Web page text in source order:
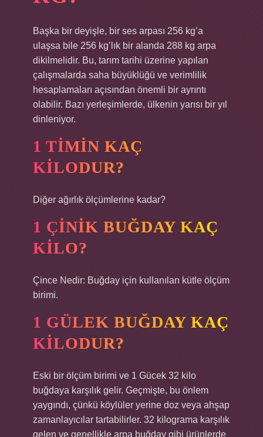
Başka bir deyişle, bir ses arpası 256 kg’a
ulaşsa bile 256 kg’lık bir alanda 288 kg arpa
dikilmelidir. Bu, tarım tarihi üzerine yapılan
çalışmalarda saha büyüklüğü ve verimlilik
hesaplamaları açısından önemli bir ayrıntı
olabilir. Bazı yerleşimlerde, ülkenin yarısı bir yıl
dinleniyor.
1 TIMIN KAÇ
KILODUR?
Diğer ağırlık ölçümlerine kadar?
1 ÇINIK BUĞDAY KAÇ
KILO?
Çince Nedir: Buğday için kullanılan kütle ölçüm
birimi.
1 GÜLEK BUĞDAY KAÇ
KILODUR?
Eski bir ölçüm birimi ve 1 Gücek 32 kilo
buğdaya karşılık gelir. Geçmişte, bu önlem
yaygındı, çünkü köylüler yerine doz veya ahşap
zamanlayıcılar tartabilirler. 32 kilograma karşılık
gelen ve genellikle arpa buğday gibi ürünlerde